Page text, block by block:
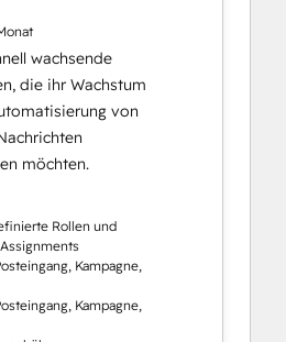
wachsende
die ihr Wachstum
von
möchten.
Rollen und
Kampagne,
Kampagne,